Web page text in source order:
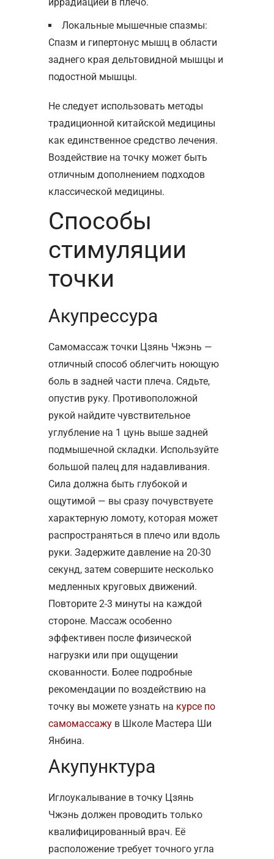
Локальные мышечные спазмы:
Спазм и гипертонус мышц в области
заднего края дельтовидной мышцы и
подостной мышцы.
Не следует использовать методы
традиционной китайской медицины
как единственное средство лечения.
Воздействие на точку может быть
отличным дополнением подходов
классической медицины.
Способы
стимуляции
точки
Акупрессура
Самомассаж точки Цзянь Чжэнь —
отличный способ облегчить ноющую
боль в задней части плеча. Сядьте,
опустив руку. Противоположной
рукой найдите чувствительное
углубление на 1 цунь выше задней
подмышечной складки. Используйте
большой палец для надавливания.
Сила должна быть глубокой и
ощутимой — вы сразу почувствуете
характерную ломоту, которая может
распространяться в плечо или вдоль
руки. Задержите давление на 20-30
секунд, затем совершите несколько
медленных круговых движений.
Повторите 2-3 минуты на каждой
стороне. Массаж особенно
эффективен после физической
нагрузки или при ощущении
скованности. Более подробные
рекомендации по воздействию на
точку вы можете узнать на курсе по
самомассажу в Школе Мастера Ши
Янбина.
Акупунктура
Иглоукалывание в точку Цзянь
Чжэнь должен проводить только
квалифицированный врач. Её
расположение требует точного угла